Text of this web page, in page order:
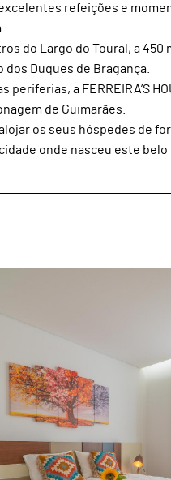
refeições e
do Largo do Toural, a 450
dos Duques de Bragança.
a FERREIRA’S
de Guimarães.
alojar os seus hóspedes de
onde nasceu este belo